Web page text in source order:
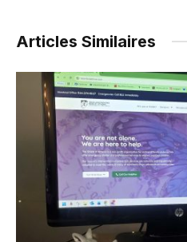
Articles Similaires